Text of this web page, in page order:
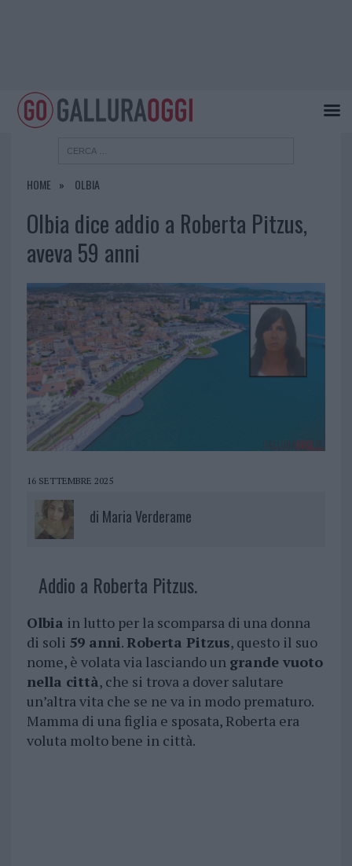
HOME OLBIA
Olbia dice addio a Roberta Pitzus,
aveva 59 anni
16 SETTEMBRE 2025
di Maria Verderame
Addio a Roberta Pitzus.
Olbia in lutto per la scomparsa di una donna
di soli 59 anni.Roberta Pitzus, questo il suo
nome, è volata via lasciando un grande vuoto
nella città, che si trova a dover salutare
un’altra vita che se ne va in modo prematuro.
Mamma di una figlia e sposata, Roberta era
voluta molto bene in città.